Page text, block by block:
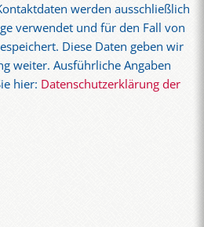
werden ausschließlich
verwendet und für den Fall von
Diese Daten geben wir
weiter. Ausführliche Angaben
hier: Datenschutzerklärung der